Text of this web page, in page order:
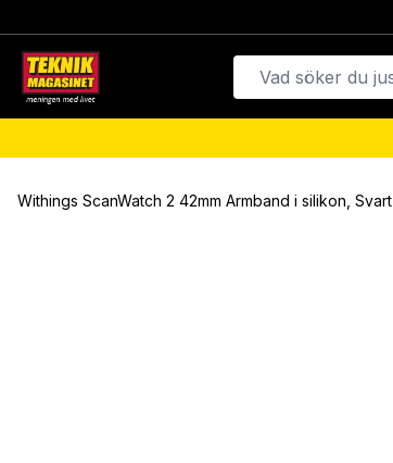
Withings ScanWatch 2 42mm Armband i silikon, Svart